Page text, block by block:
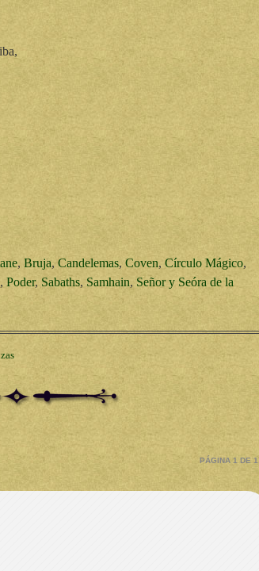
, Bruja, Candelemas, Coven, Círculo Mágico,
, Poder, Sabaths, Samhain, Señor y Seóra de la
PÁGINA 1 DE 1